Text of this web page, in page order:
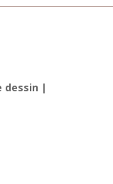
dessin |